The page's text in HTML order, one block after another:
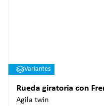
Variantes
Rueda giratoria con
Agila twin